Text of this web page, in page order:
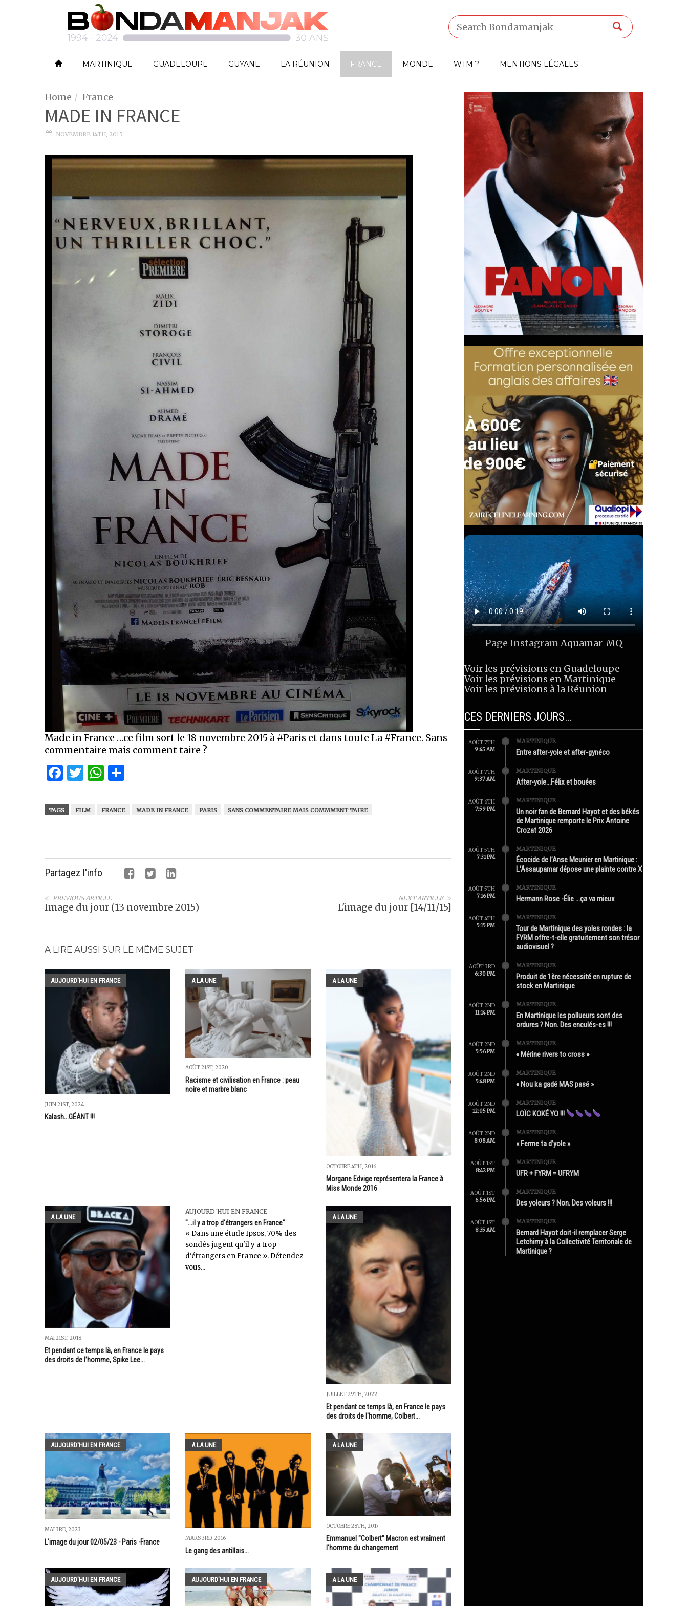
MARTINIQUE GUADELOUPE GUYANE LA RÉUNION FRANCE MONDE WTM ? MENTIONS LÉGALES
Home France
MADE IN FRANCE
NOVEMBRE 14TH, 2015
Made in France …ce film sort le 18 novembre 2015 à #Paris et dans toute La #France. Sans
commentaire mais comment taire ?
Facebook
Twitter
WhatsApp
TAGS FILM FRANCE MADE IN FRANCE PARIS SANS COMMENTAIRE MAIS COMMMENT TAIRE
Partagez l'info
NEXT ARTICLE
L'image du jour [14/11/15]
PREVIOUS ARTICLE
Image du jour (13 novembre 2015)
A LIRE AUSSI SUR LE MÊME SUJET
AUJOURD'HUI EN FRANCE
JUIN 21ST, 2024
Kalash...GÉANT !!!
A LA UNE
AOÛT 21ST, 2020
Racisme et civilisation en France : peau
noire et marbre blanc
A LA UNE
OCTOBRE 4TH, 2016
Morgane Edvige représentera la France à
Miss Monde 2016
A LA UNE
MAI 21ST, 2018
Et pendant ce temps là, en France le pays
des droits de l’homme, Spike Lee...
AUJOURD'HUI EN FRANCE
"...il y a trop d'étrangers en France"
« Dans une étude Ipsos, 70% des
sondés jugent qu'il y a trop
d'étrangers en France ». Détendez-
vous...
A LA UNE
JUILLET 29TH, 2022
Et pendant ce temps là, en France le pays
des droits de l'homme, Colbert...
AUJOURD'HUI EN FRANCE
MAI 3RD, 2023
L'image du jour 02/05/23 - Paris -France
A LA UNE
MARS 3RD, 2016
Le gang des antillais...
A LA UNE
OCTOBRE 28TH, 2017
Emmanuel "Colbert" Macron est vraiment
l'homme du changement
AUJOURD'HUI EN FRANCE AUJOURD'HUI EN FRANCE A LA UNE
Page InstagramAquamar_MQ
Voir les prévisions en Guadeloupe
Voir les prévisions en Martinique
Voir les prévisions à la Réunion
CES DERNIERS JOURS…
AOÛT 7TH
9:45 AM
MARTINIQUE
Entre after-yole et after-gynéco
AOÛT 7TH
9:37 AM
MARTINIQUE
After-yole…Félix et bouées
AOÛT 6TH
7:59 PM
MARTINIQUE
Un noir fan de Bernard Hayot et des békés
de Martinique remporte le Prix Antoine
Crozat 2026
AOÛT 5TH
7:31 PM
MARTINIQUE
Écocide de l’Anse Meunier en Martinique :
L’Assaupamar dépose une plainte contre X
AOÛT 5TH
7:16 PM
MARTINIQUE
Hermann Rose -Élie …ça va mieux
AOÛT 4TH
5:15 PM
MARTINIQUE
Tour de Martinique des yoles rondes : la
FYRM offre-t-elle gratuitement son trésor
audiovisuel ?
AOÛT 3RD
6:30 PM
MARTINIQUE
Produit de 1ère nécessité en rupture de
stock en Martinique
AOÛT 2ND
11:14 PM
MARTINIQUE
En Martinique les pollueurs sont des
ordures ? Non. Des enculés-es !!!
AOÛT 2ND
5:56 PM
MARTINIQUE
« Mérine rivers to cross »
AOÛT 2ND
5:48 PM
MARTINIQUE
« Nou ka gadé MAS pasé »
AOÛT 2ND
12:05 PM
MARTINIQUE
LOÏC KOKÉ YO !!!
AOÛT 2ND
8:08 AM
MARTINIQUE
« Ferme ta d’yole »
AOÛT 1ST
8:42 PM
MARTINIQUE
UFR + FYRM = UFRYM
AOÛT 1ST
6:56 PM
MARTINIQUE
Des yoleurs ? Non. Des voleurs !!!
AOÛT 1ST
8:35 AM
MARTINIQUE
Bernard Hayot doit-il remplacer Serge
Letchimy à la Collectivité Territoriale de
Martinique ?